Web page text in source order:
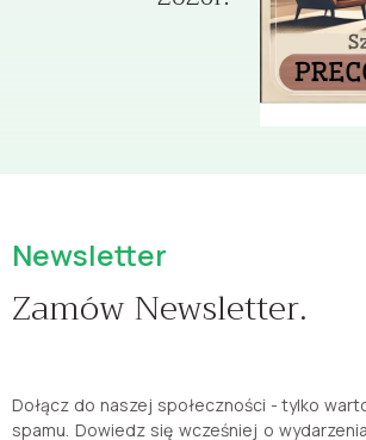
Newsletter
Zamów Newsletter.
Dołącz do naszej społeczności - tylko
spamu. Dowiedz się wcześniej o